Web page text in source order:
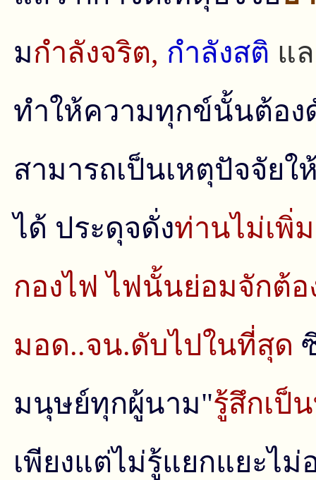
มกําลังจริต, กําลังสติ แ
ทําให้ความทุกข์นั้นต้อ
สามารถเป็นเหตุปัจจัย
ได้ ประดุจดั่งท่านไม่เพิ่
กองไฟ ไฟนั้นย่อมจักต้
มอด..จน.ดับไปในที่สุด
มนุษย์ทุกผู้นาม"รู้สึกเป็
เพียงแต่ไม่รู้แยกแยะไม่